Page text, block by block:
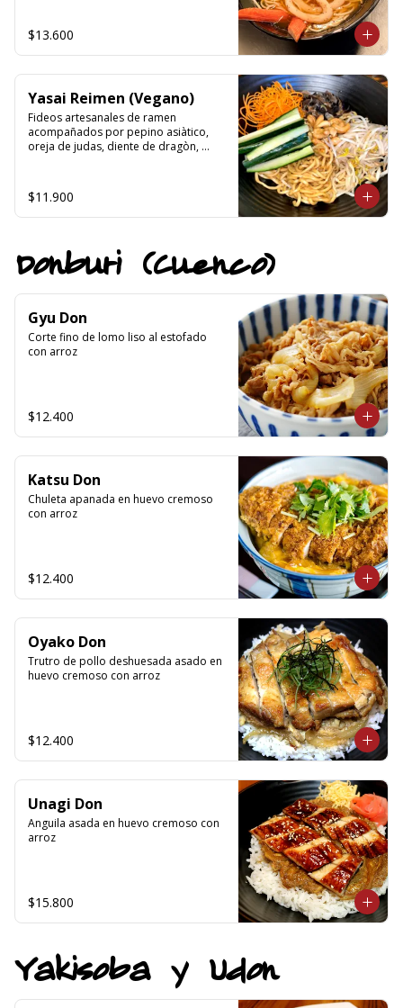
aceite de sesamo.
$13.600
Yasai Reimen (Vegano)
Fideos artesanales de ramen
acompañados por pepino asiàtico,
oreja de judas, diente de dragòn,
tahini(sèsamo), ajo y pasta de aji.
$11.900
Donburi (Cuenco)
Gyu Don
Corte fino de lomo liso al estofado
con arroz
$12.400
Katsu Don
Chuleta apanada en huevo cremoso
con arroz
$12.400
Oyako Don
Trutro de pollo deshuesada asado en
huevo cremoso con arroz
$12.400
Unagi Don
Anguila asada en huevo cremoso con
arroz
$15.800
Yakisoba y Udon